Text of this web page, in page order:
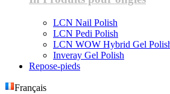
LCN Nail Polish
LCN Pedi Polish
LCN WOW Hybrid Gel
Inveray Gel Polish
Repose-pieds
Français